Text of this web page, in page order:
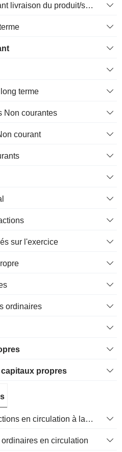
Revenus collectés avant livraison du produit/service
terme
Non courantes
courant
sur l'exercice
ordinaires
propres
ECS Nombre total d'actions en circulation à la date de dépôt
en circulation